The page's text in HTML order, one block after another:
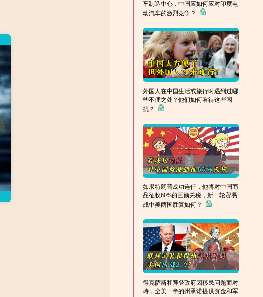
车制造中心，中国应如何应对印度电
动汽车的激烈竞争？
外国人在中国生活或旅行时遇到过哪
些不便之处？他们如何看待这些困
扰？
如果特朗普成功连任，他将对中国商
品征收60%的巨额关税，新一轮贸易
战中美两国胜算如何？
得克萨斯和拜登政府因移民问题而对
峙，全美一半的州承诺提供资金和军